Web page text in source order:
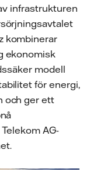
infrastrukturen
kombinerar
ekonomisk
modell
för energi,
och ger ett
AG-